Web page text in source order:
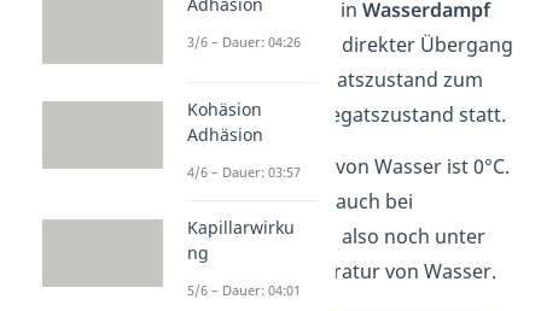
wandelt sich direkt inWasserdampf
um. Hier findet ein direkter Übergang
vom festen Aggregatszustand zum
gasförmigen Aggregatszustand statt.
Der Schmelzpunkt von Wasser ist 0°C.
Sublimieren findet auch bei
Minusgraden statt, also noch unter
der Schmelztemperatur von Wasser.
3/6 – Dauer: 04:26
Kohäsion
Adhäsion
4/6 – Dauer: 03:57
Kapillarwirku
ng
5/6 – Dauer: 04:01